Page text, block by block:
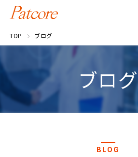
TOP ブログ
ブログ
BLOG